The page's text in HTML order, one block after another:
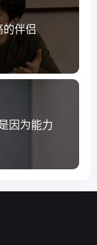
的伴侣
因为能力